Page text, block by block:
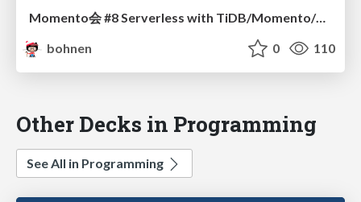
Momento会 #8 Serverless with TiDB/Momento/Postman
bohnen
0 110
Other Decks in Programming
See All in Programming